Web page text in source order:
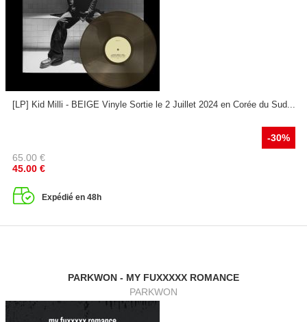
[LP] Kid Milli - BEIGE Vinyle Sortie le 2 Juillet 2024 en Corée du Sud...
-30%
65.00 €
45.00 €
Expédié en 48h
PARKWON - MY FUXXXXX ROMANCE
PARKWON